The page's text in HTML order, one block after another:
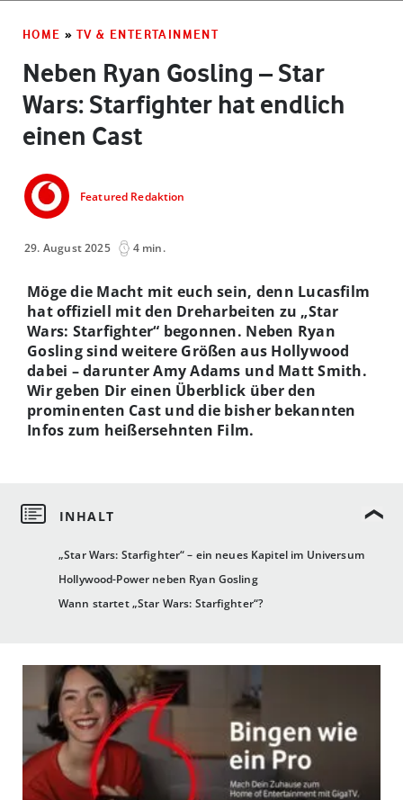
HOME » TV & ENTERTAINMENT
Neben Ryan Gosling – Star
Wars: Starfighter hat endlich
einen Cast
Featured Redaktion
29. August 2025 4 min.
„Star Wars: Starfighter“ – ein neues Kapitel im Universum
Hollywood-Power neben Ryan Gosling
Wann startet „Star Wars: Starfighter“?
Möge die Macht mit euch sein, denn Lucasfilm
hat offiziell mit den Dreharbeiten zu „Star
Wars: Starfighter“ begonnen. Neben Ryan
Gosling sind weitere Größen aus Hollywood
dabei – darunter Amy Adams und Matt Smith.
Wir geben Dir einen Überblick über den
prominenten Cast und die bisher bekannten
Infos zum heißersehnten Film.